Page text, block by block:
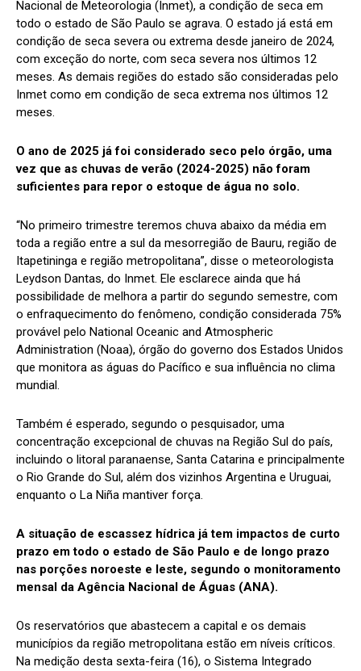
Nacional de Meteorologia (Inmet), a condição de seca em
todo o estado de São Paulo se agrava. O estado já está em
condição de seca severa ou extrema desde janeiro de 2024,
com exceção do norte, com seca severa nos últimos 12
meses. As demais regiões do estado são consideradas pelo
Inmet como em condição de seca extrema nos últimos 12
meses.
O ano de 2025 já foi considerado seco pelo órgão, uma
vez que as chuvas de verão (2024-2025) não foram
suficientes para repor o estoque de água no solo.
“No primeiro trimestre teremos chuva abaixo da média em
toda a região entre a sul da mesorregião de Bauru, região de
Itapetininga e região metropolitana”, disse o meteorologista
Leydson Dantas, do Inmet. Ele esclarece ainda que há
possibilidade de melhora a partir do segundo semestre, com
o enfraquecimento do fenômeno, condição considerada 75%
provável pelo National Oceanic and Atmospheric
Administration (Noaa), órgão do governo dos Estados Unidos
que monitora as águas do Pacífico e sua influência no clima
mundial.
Também é esperado, segundo o pesquisador, uma
concentração excepcional de chuvas na Região Sul do país,
incluindo o litoral paranaense, Santa Catarina e principalmente
o Rio Grande do Sul, além dos vizinhos Argentina e Uruguai,
enquanto o La Niña mantiver força.
A situação de escassez hídrica já tem impactos de curto
prazo em todo o estado de São Paulo e de longo prazo
nas porções noroeste e leste, segundo o monitoramento
mensal da Agência Nacional de Águas (ANA).
Os reservatórios que abastecem a capital e os demais
municípios da região metropolitana estão em níveis críticos.
Na medição desta sexta-feira (16), o Sistema Integrado